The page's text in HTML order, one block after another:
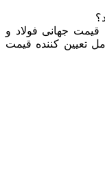
قیمت جهانی فولاد و
تعیین کننده قیمت